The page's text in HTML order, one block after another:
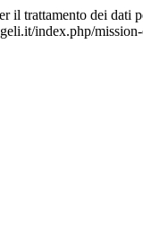
il trattamento dei dati
index.php/